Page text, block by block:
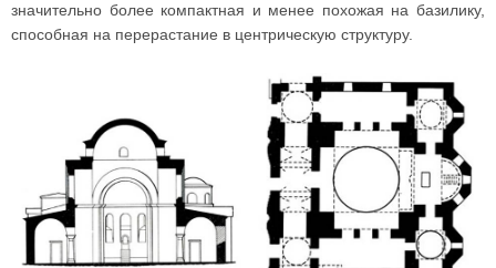
значительно более компактная и менее похожая на базилику,
способная на перерастание в центрическую структуру.